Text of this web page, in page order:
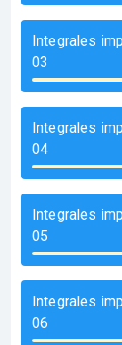
Integrales
03
Integrales
04
Integrales
05
Integrales
06